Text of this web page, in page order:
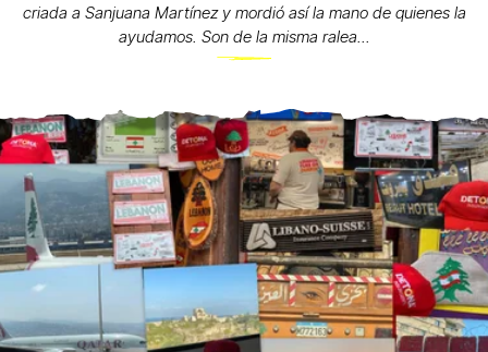
criada a Sanjuana Martínez y mordió así la mano de quienes la
ayudamos. Son de la misma ralea...